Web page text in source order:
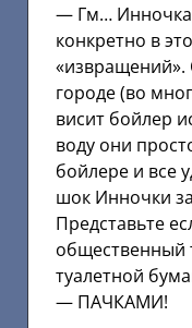
— Гм…
конкретно в
«извращений».
городе (во
висит бойлер
воду они
бойлере и все
шок Инночки
Представьте
общественный
туалетной
— ПАЧКАМИ!